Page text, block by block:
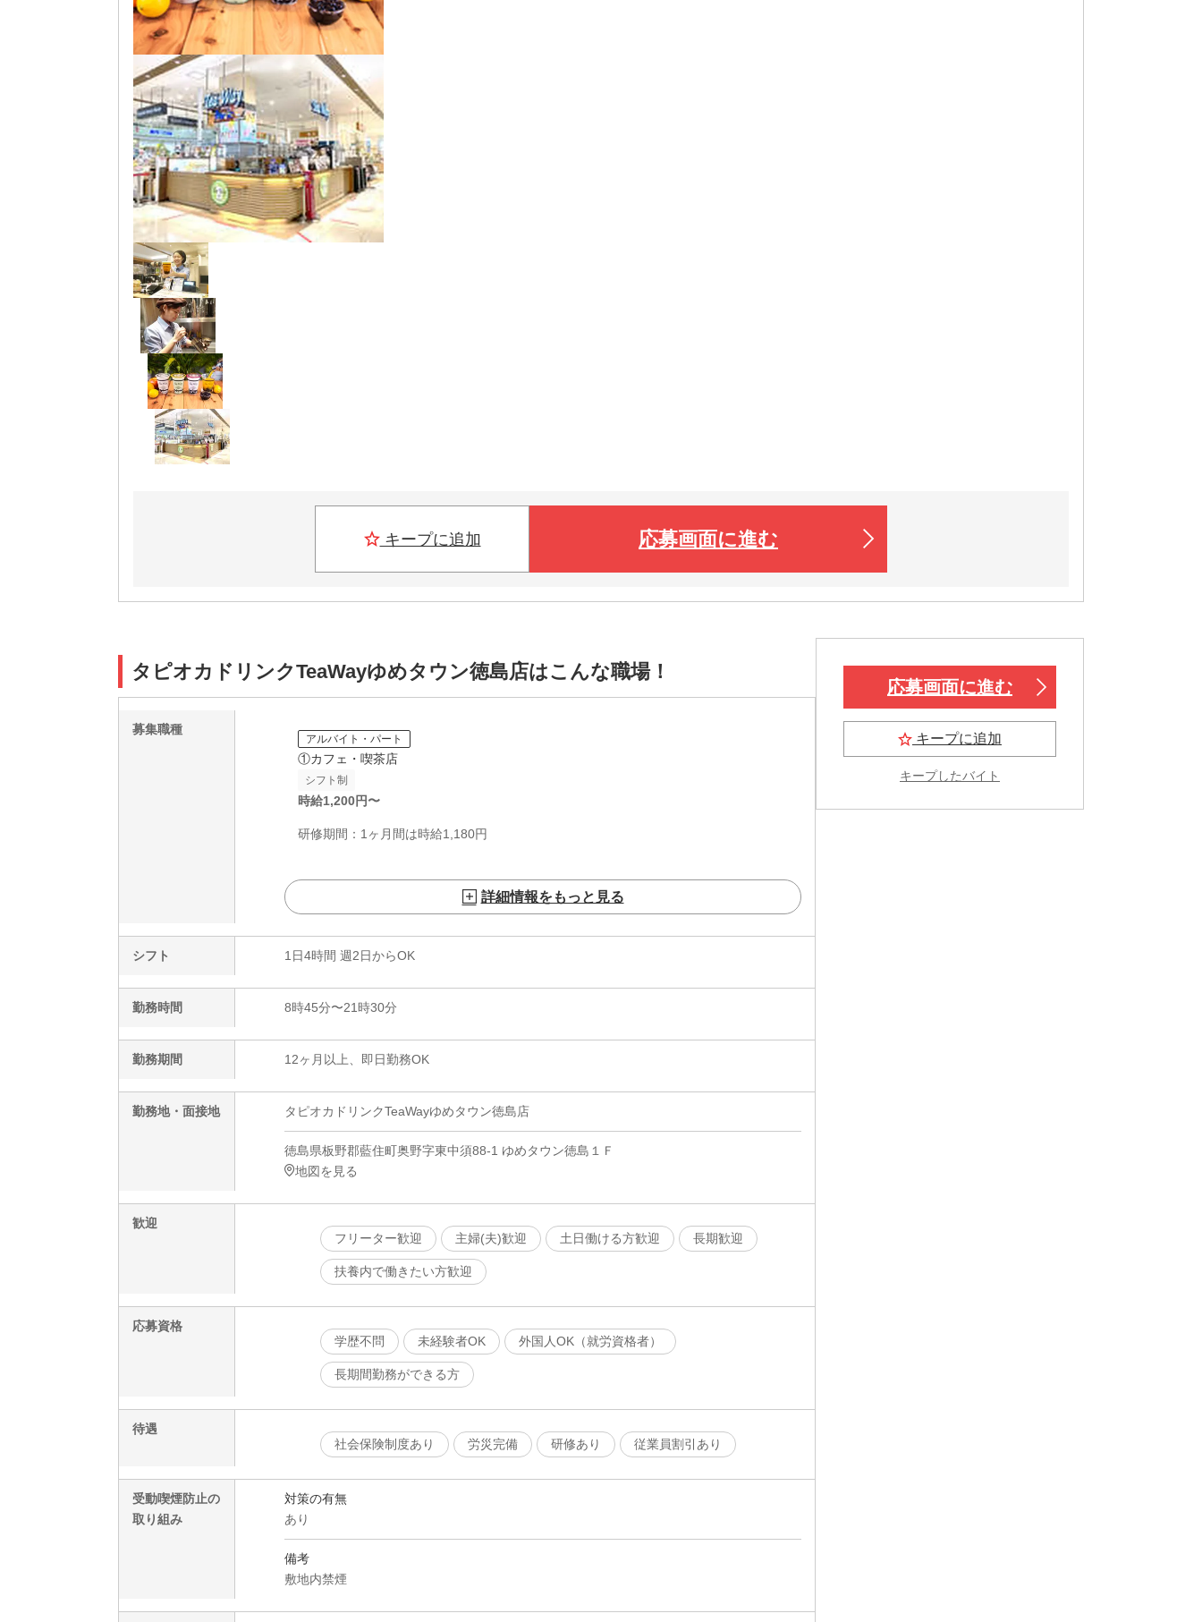
キープに追加 応募画面に進む
タピオカドリンクTeaWayゆめタウン徳島店はこんな職場！
募集職種
アルバイト・パート
①カフェ・喫茶店
シフト制
時給1,200円〜
研修期間：1ヶ月間は時給1,180円
詳細情報をもっと見る
シフト 1日4時間 週2日からOK
勤務時間 8時45分〜21時30分
勤務期間 12ヶ月以上、即日勤務OK
勤務地・面接地 タピオカドリンクTeaWayゆめタウン徳島店
徳島県板野郡藍住町奥野字東中須88-1 ゆめタウン徳島１Ｆ
地図を見る
歓迎
フリーター歓迎
主婦(夫)歓迎 土日働ける方歓迎 長期歓迎
扶養内で働きたい方歓迎
応募資格
学歴不問
未経験者OK 外国人OK（就労資格者）
長期間勤務ができる方
待遇
社会保険制度あり
労災完備 研修あり 従業員割引あり
受動喫煙防止の
取り組み
対策の有無
あり
備考
敷地内禁煙
応募画面に進む
キープに追加
キープしたバイト